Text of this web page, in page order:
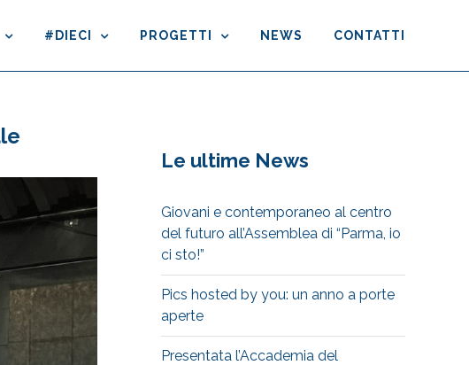
#DIECI PROGETTI NEWS CONTATTI
Le ultime News
Giovani e contemporaneo al centro
del futuro all’Assemblea di “Parma, io
ci sto!”
Pics hosted by you: un anno a porte
aperte
Presentata l’Accademia del